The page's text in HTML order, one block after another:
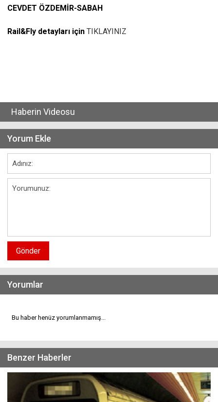
CEVDET ÖZDEMİR-SABAH
Rail&Fly detayları için TIKLAYINIZ
Haberin Videosu
Yorum Ekle
Gönder
Yorumlar
Bu haber henüz yorumlanmamış...
Benzer Haberler